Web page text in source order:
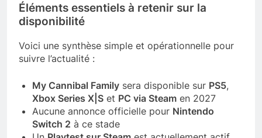
Éléments essentiels à retenir sur la
disponibilité
Voici une synthèse simple et opérationnelle pour
suivre l’actualité :
My Cannibal Family sera disponible sur PS5,
Xbox Series X|S et PC via Steam en 2027
Aucune annonce officielle pour Nintendo
Switch 2 à ce stade